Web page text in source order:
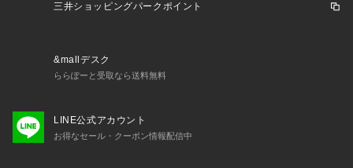
三井ショッピングパークポイント
&mallデスク
ららぽーと受取なら送料無料
LINE公式アカウント
お得なセール・クーポン情報配信中